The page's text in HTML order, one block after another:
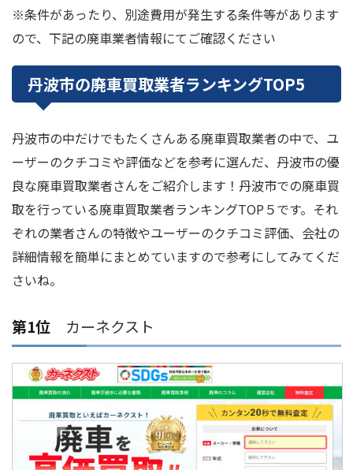
※条件があったり、別途費用が発生する条件等があります
ので、下記の廃車業者情報にてご確認ください
丹波市の廃車買取業者ランキングTOP5
丹波市の中だけでもたくさんある廃車買取業者の中で、ユ
ーザーのクチコミや評価などを参考に選んだ、丹波市の優
良な廃車買取業者さんをご紹介します！丹波市での廃車買
取を行っている廃車買取業者ランキングTOP５です。それ
ぞれの業者さんの特徴やユーザーのクチコミ評価、会社の
詳細情報を簡単にまとめていますので参考にしてみてくだ
さいね。
第1位 カーネクスト